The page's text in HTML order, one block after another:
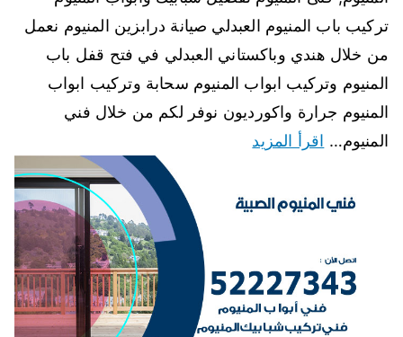
تركيب باب المنيوم العبدلي صيانة درابزين المنيوم نعمل
من خلال هندي وباكستاني العبدلي في فتح قفل باب
المنيوم وتركيب ابواب المنيوم سحابة وتركيب ابواب
المنيوم جرارة واكورديون نوفر لكم من خلال فني
المنيوم… اقرأ المزيد